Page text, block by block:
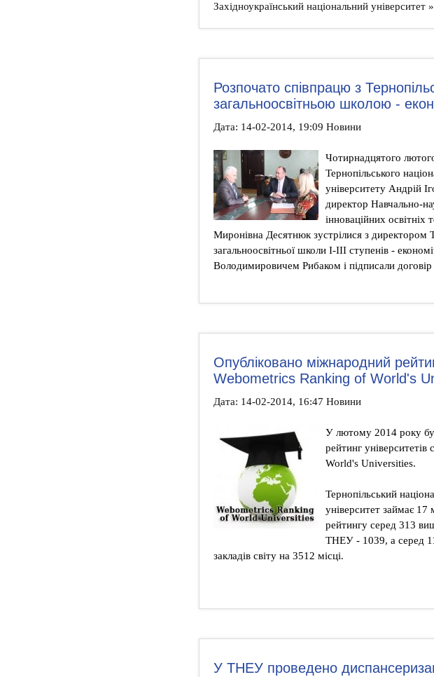
Західноукраїнський національний університет»
Розпочато співпрацю з
загальноосвітньою школою -
Дата: 14-02-2014, 19:09 Новини
Чотирнадцятого
Тернопільського
університету Андрій
директор Навчально-
інноваційних
Миронівна Десятнюк зустрілися з директором
загальноосвітньої школи І-ІІІ ступенів -
Володимировичем Рибаком і підписали
Опубліковано міжнародний
Webometrics Ranking of World's
Дата: 14-02-2014, 16:47 Новини
У лютому 2014 року
рейтинг
World's Universities.
Тернопільський
університет займає 17
рейтингу серед 313
ТНЕУ - 1039, а серед
закладів світу на 3512 місці.
У ТНЕУ проведено